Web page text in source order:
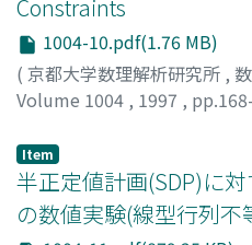
Constraints
1004-10.pdf(1.76 MB)
( 京都大学数理解析研究所 ,
Volume 1004 , 1997 ,
ヤジマ, ヤストシ
Item
半正定値計画(SDP)に
の数値実験(線型行列